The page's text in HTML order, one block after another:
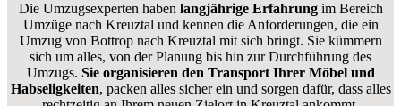
Die Umzugsexperten haben langjährige Erfahrungim Bereich
Umzüge nach Kreuztal und kennen die Anforderungen, die ein
Umzug von Bottrop nach Kreuztal mit sich bringt. Sie kümmern
sich um alles, von der Planung bis hin zur Durchführung des
Umzugs. Sie organisieren den Transport Ihrer Möbel und
Habseligkeiten, packen alles sicher ein und sorgen dafür, dass alles